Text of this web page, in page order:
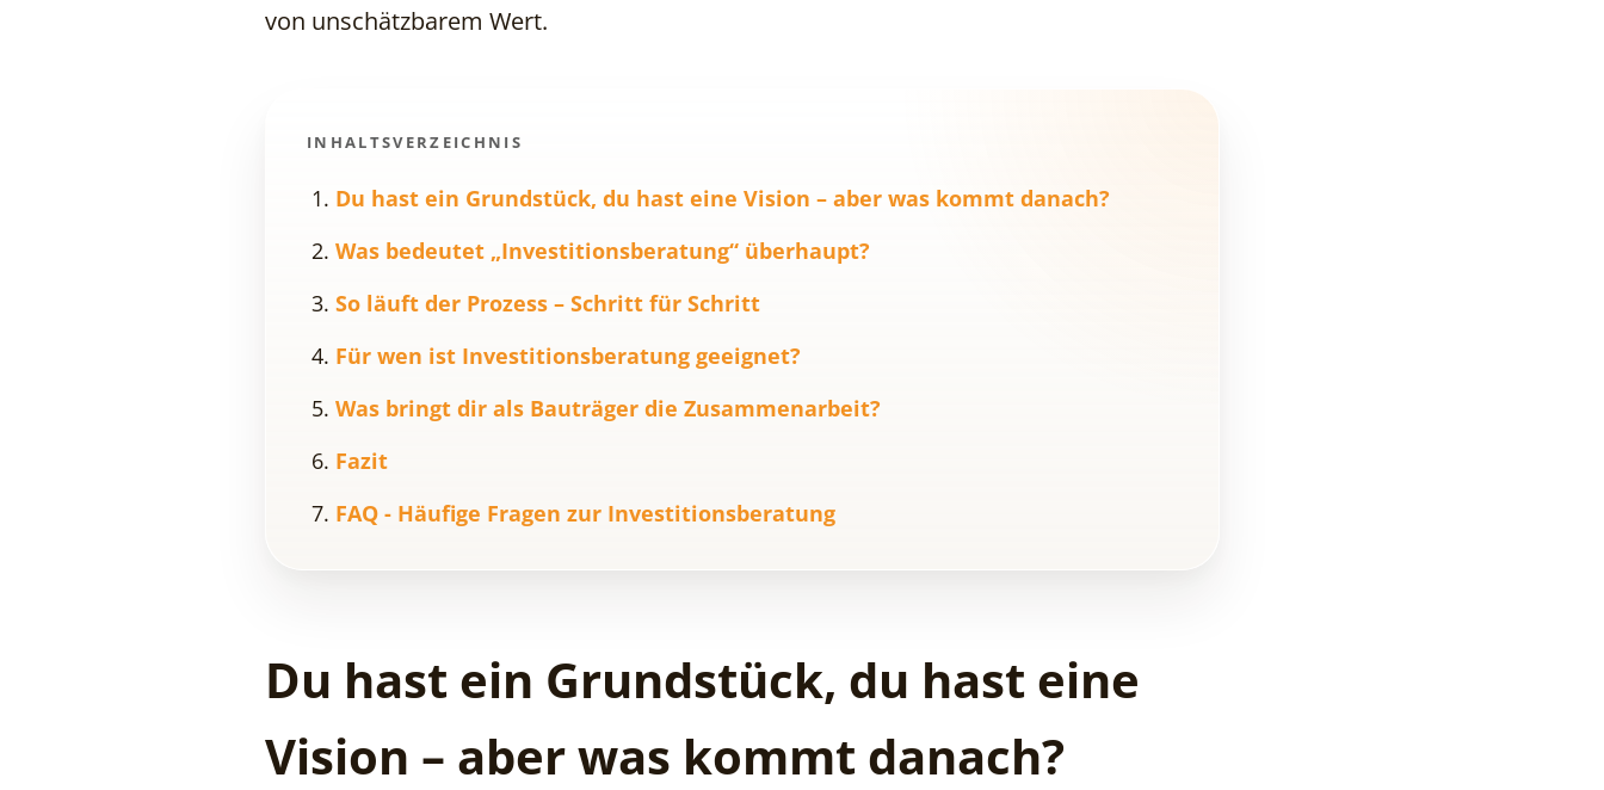
von unschätzbarem Wert.
INHALTSVERZEICHNIS
Du hast ein Grundstück, du hast eine Vision – aber was kommt danach?
Was bedeutet „Investitionsberatung“ überhaupt?
So läuft der Prozess – Schritt für Schritt
Für wen ist Investitionsberatung geeignet?
Was bringt dir als Bauträger die Zusammenarbeit?
Fazit
FAQ - Häufige Fragen zur Investitionsberatung
Du hast ein Grundstück, du hast eine
Vision – aber was kommt danach?